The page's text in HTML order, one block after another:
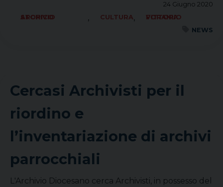
24 Giugno 2020
ARCHIVIO STORICO
, CULTURA,
FORANIA VITTORIO
NEWS
Cercasi Archivisti per il
riordino e
l’inventariazione di archivi
parrocchiali
L'Archivio Diocesano cerca Archivisti, in possesso del